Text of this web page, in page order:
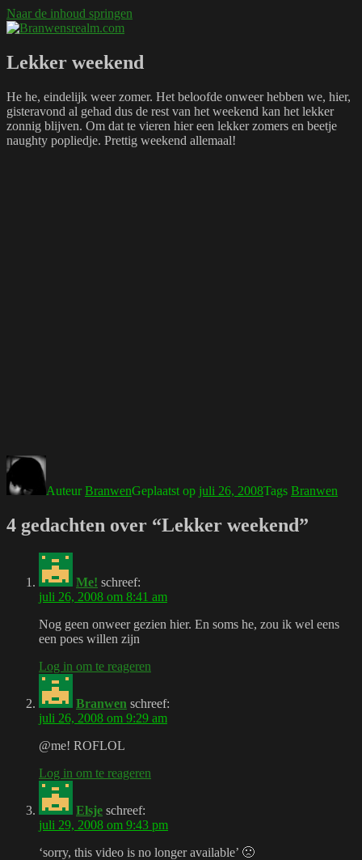
Naar de inhoud springen
Lekker weekend
He he, eindelijk weer zomer. Het beloofde onweer hebben we, hier,
gisteravond al gehad dus de rest van het weekend kan het lekker
zonnig blijven. Om dat te vieren hier een lekker zomers en beetje
naughty popliedje. Prettig weekend allemaal!
AuteurBranwenGeplaatst op juli 26, 2008Tags Branwen
4 gedachten over “Lekker weekend”
Me! schreef:
juli 26, 2008 om 8:41 am
Nog geen onweer gezien hier. En soms he, zou ik wel eens
een poes willen zijn
Log in om te reageren
Branwen schreef:
juli 26, 2008 om 9:29 am
@me! ROFLOL
Log in om te reageren
Elsje schreef:
juli 29, 2008 om 9:43 pm
‘sorry, this video is no longer available’ 🙁